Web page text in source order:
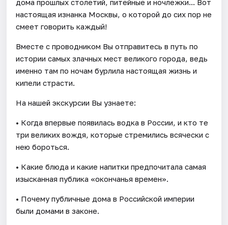
дома прошлых столетий, питейные и ночлежки... Вот
настоящая изнанка Москвы, о которой до сих пор не
смеет говорить каждый!
Вместе с проводником Вы отправитесь в путь по
истории самых злачных мест великого города, ведь
именно там по ночам бурлила настоящая жизнь и
кипели страсти.
На нашей экскурсии Вы узнаете:
• Когда впервые появилась водка в России, и кто те
три великих вождя, которые стремились всячески с
нею бороться.
• Какие блюда и какие напитки предпочитала самая
изысканная публика «окончанья времен».
• Почему публичные дома в Российской империи
были домами в законе.